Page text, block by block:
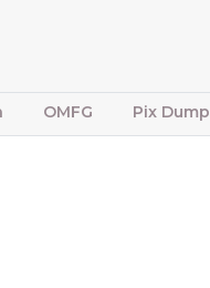
OMFG Pix Dump